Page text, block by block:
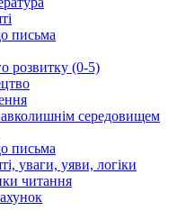
письма
розвитку (0-5)
середовищем
письма
уваги, уяви, логіки
читання